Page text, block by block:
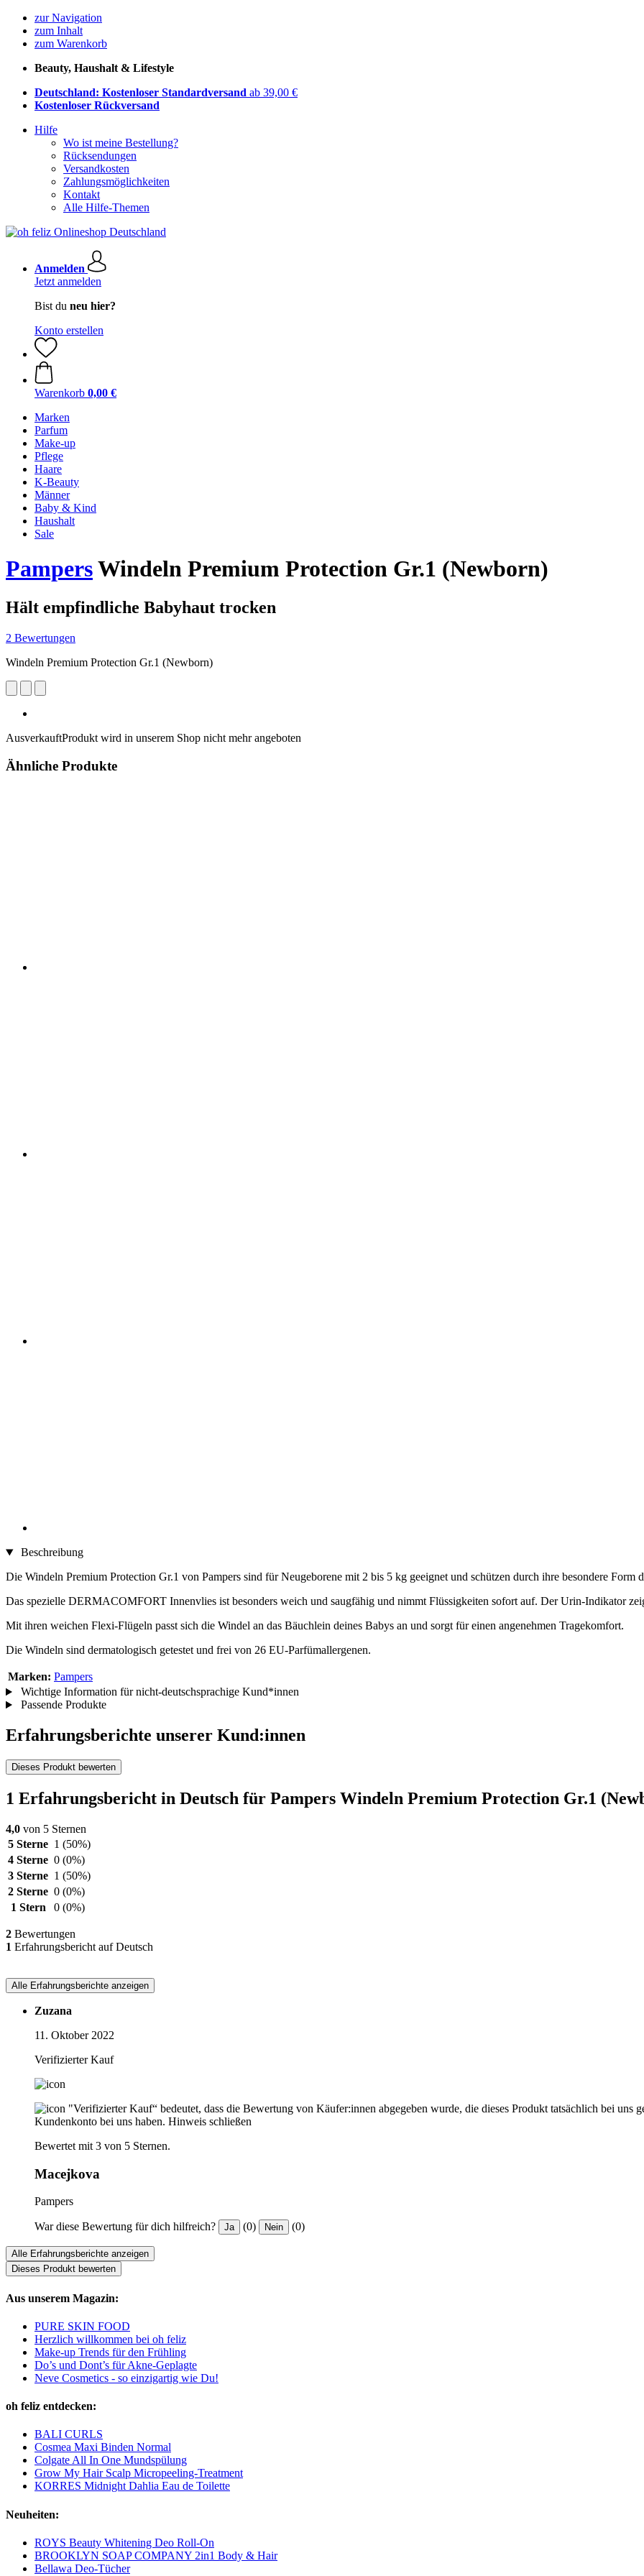
zur Navigation
zum Inhalt
zum Warenkorb
Beauty, Haushalt & Lifestyle
Deutschland: Kostenloser Standardversand ab 39,00 €
Kostenloser Rückversand
Hilfe
Wo ist meine Bestellung?
Rücksendungen
Versandkosten
Zahlungsmöglichkeiten
Kontakt
Alle Hilfe-Themen
Anmelden
Jetzt anmelden
Bist du neu hier?
Konto erstellen
Warenkorb 0,00 €
Marken
Parfum
Make-up
Pflege
Haare
K-Beauty
Männer
Baby & Kind
Haushalt
Sale
PampersWindeln Premium Protection Gr.1 (Newborn)
Hält empfindliche Babyhaut trocken
2 Bewertungen
Windeln Premium Protection Gr.1 (Newborn)
AusverkauftProdukt wird in unserem Shop nicht mehr angeboten
Ähnliche Produkte
Beschreibung
Die Windeln Premium Protection Gr.1 von Pampers sind für Neugeborene mit 2 bis 5 kg geeignet und schützen durch ihre besondere Form
Das spezielle DERMACOMFORT Innenvlies ist besonders weich und saugfähig und nimmt Flüssigkeiten sofort auf. Der Urin-Indikator
Mit ihren weichen Flexi-Flügeln passt sich die Windel an das Bäuchlein deines Babys an und sorgt für einen angenehmen Tragekomfort.
Die Windeln sind dermatologisch getestet und frei von 26 EU-Parfümallergenen.
Marken: Pampers
Wichtige Information für nicht-deutschsprachige Kund*innen
Passende Produkte
Erfahrungsberichte unserer Kund:innen
Dieses Produkt bewerten
1 Erfahrungsbericht in Deutsch für Pampers Windeln Premium Protection Gr.1
4,0 von 5 Sternen
5 Sterne 1 (50%)
4 Sterne 0 (0%)
3 Sterne 1 (50%)
2 Sterne 0 (0%)
1 Stern
0 (0%)
2 Bewertungen
1 Erfahrungsbericht auf Deutsch
Alle Erfahrungsberichte anzeigen
Zuzana
11. Oktober 2022
Verifizierter Kauf
"Verifizierter Kauf“ bedeutet, dass die Bewertung von Käufer:innen abgegeben wurde, die dieses Produkt tatsächlich bei uns
Kundenkonto bei uns haben. Hinweis schließen
Bewertet mit 3 von 5 Sternen.
Macejkova
Pampers
War diese Bewertung für dich hilfreich? Ja (0) Nein (0)
Alle Erfahrungsberichte anzeigen
Dieses Produkt bewerten
Aus unserem Magazin:
PURE SKIN FOOD
Herzlich willkommen bei oh feliz
Make-up Trends für den Frühling
Do’s und Dont’s für Akne-Geplagte
Neve Cosmetics - so einzigartig wie Du!
oh feliz entdecken:
BALI CURLS
Cosmea Maxi Binden Normal
Colgate All In One Mundspülung
Grow My Hair Scalp Micropeeling-Treatment
KORRES Midnight Dahlia Eau de Toilette
Neuheiten:
ROYS Beauty Whitening Deo Roll-On
BROOKLYN SOAP COMPANY 2in1 Body & Hair
Bellawa Deo-Tücher